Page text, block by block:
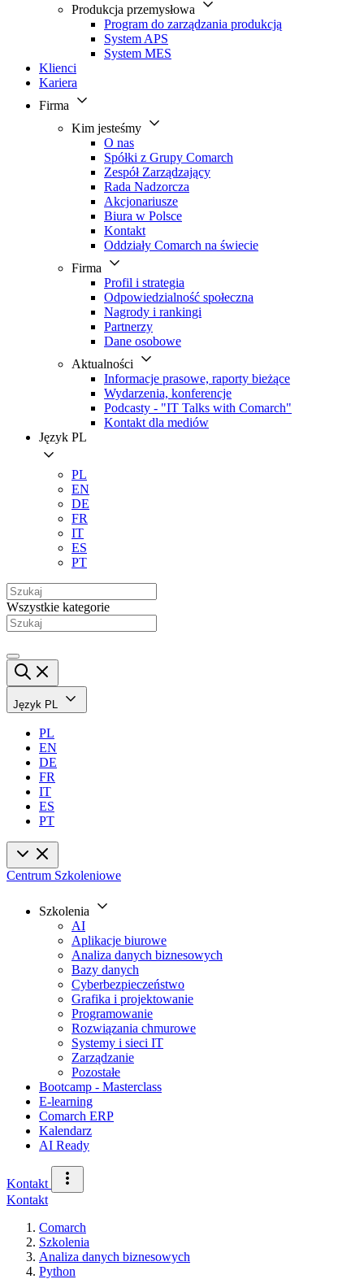
Produkcja przemysłowa
Program do zarządzania produkcją
System APS
System MES
Klienci
Kariera
Firma
Kim jesteśmy
O nas
Spółki z Grupy Comarch
Zespół Zarządzający
Rada Nadzorcza
Akcjonariusze
Biura w Polsce
Kontakt
Oddziały Comarch na świecie
Firma
Profil i strategia
Odpowiedzialność społeczna
Nagrody i rankingi
Partnerzy
Dane osobowe
Aktualności
Informacje prasowe, raporty bieżące
Wydarzenia, konferencje
Podcasty - "IT Talks with Comarch"
Kontakt dla mediów
Język PL
PL
EN
DE
FR
IT
ES
PT
Wszystkie kategorie
Język PL
PL
EN
DE
FR
IT
ES
PT
Centrum Szkoleniowe
Szkolenia
AI
Aplikacje biurowe
Analiza danych biznesowych
Bazy danych
Cyberbezpieczeństwo
Grafika i projektowanie
Programowanie
Rozwiązania chmurowe
Systemy i sieci IT
Zarządzanie
Pozostałe
Bootcamp - Masterclass
E-learning
Comarch ERP
Kalendarz
AI Ready
Kontakt
Kontakt
Comarch
Szkolenia
Analiza danych biznesowych
Python